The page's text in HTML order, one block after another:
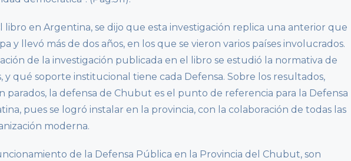
libro en Argentina, se dijo que esta investigación replica una anterior que
y llevó más de dos años, en los que se vieron varios países involucrados.
de la investigación publicada en el libro se estudió la normativa de
y qué soporte institucional tiene cada Defensa. Sobre los resultados,
parados, la defensa de Chubut es el punto de referencia para la Defensa
pues se logró instalar en la provincia, con la colaboración de todas las
moderna.
de la Defensa Pública en la Provincia del Chubut, son